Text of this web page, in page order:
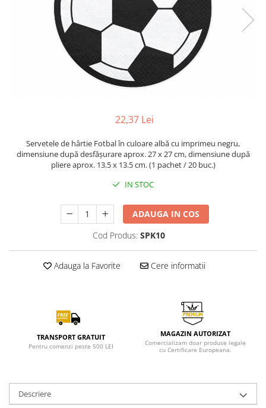
22,37 Lei
Servetele de hârtie Fotbal în culoare albă cu imprimeu negru,
dimensiune după desfășurare aprox. 27 x 27 cm, dimensiune după
pliere aprox. 13.5 x 13.5 cm. (1 pachet / 20 buc.)
IN STOC
ADAUGA IN COS
Cod Produs: SPK10
Adauga la Favorite Cere informatii
TRANSPORT GRATUIT
Pentru comenzi peste 500 LEI
MAGAZIN AUTORIZAT
Comercializam doar produse legale
cu Certificare Europeana.
Descriere